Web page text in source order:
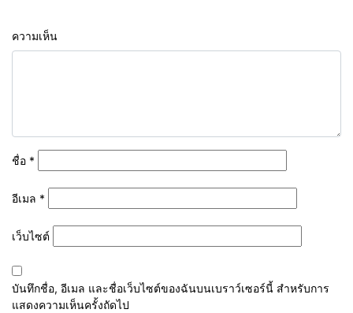
ความเห็น
ชื่อ *
อีเมล *
เว็บไซต์
บันทึกชื่อ, อีเมล และชื่อเว็บไซต์ของฉันบนเบราว์เซอร์นี้ สำหรับการ
แสดงความเห็นครั้งถัดไป